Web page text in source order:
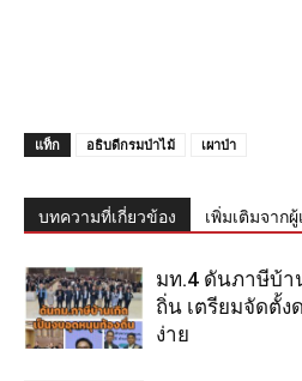
แท็ก อธิบดีกรมป่าไม้ เผาป่า
บทความที่เกี่ยวข้อง เพิ่มเติมจาก
มท.4 ดันภาษีบ้า
ถิ่น เตรียมจัดตั้
ง่าย